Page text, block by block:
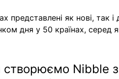
представлені як нові, так
дня у 50 країнах, серед
Nibble